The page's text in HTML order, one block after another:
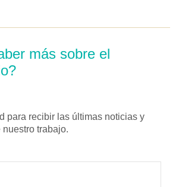
más sobre el
para recibir las últimas noticias y
trabajo.